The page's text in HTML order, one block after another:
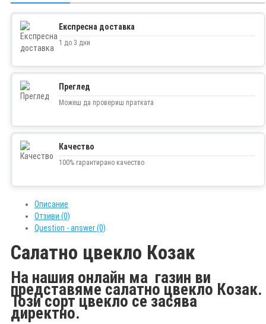
Експресна доставка
1 до 3 дни
Преглед
Можеш да провериш пратката
Качество
100% гарантирано качество
Описание
Отзиви (0)
Question - answer (0)
Салатно цвекло Козак
На нашия онлайн ма газин ви
представяме салатно цвекло Козак.
Този сорт цвекло се засява
директно.